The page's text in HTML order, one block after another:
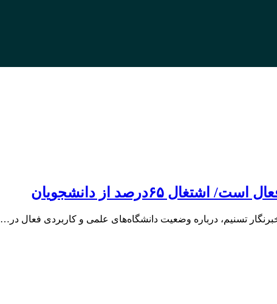
تسنیم، درباره وضعیت دانشگاه‌های علمی و کاربردی فعال در…